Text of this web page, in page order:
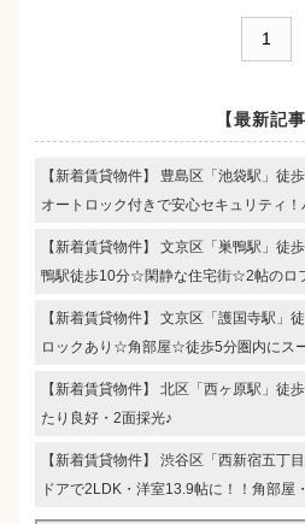
1
【最新記事
【新着賃貸物件】 豊島区「池袋駅」徒
オートロック付きで安心セキュリティ
【新着賃貸物件】 文京区「巣鴨駅」
鴨駅徒歩10分☆閑静な住宅街☆2帖のロ
【新着賃貸物件】 文京区「護国寺駅」
ロックあり☆角部屋☆徒歩5分圏内にス
【新着賃貸物件】 北区「西ヶ原駅」徒
たり良好・2面採光♪
【新着賃貸物件】 渋谷区「西新宿五丁
ドアで2LDK・洋室13.9帖に！！角部